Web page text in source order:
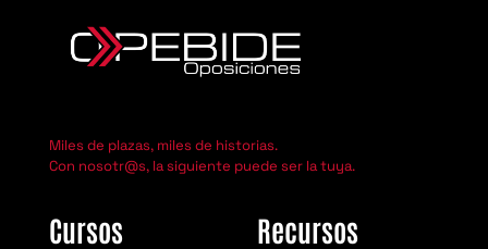
Miles de plazas, miles de historias.
Con nosotr@s, la siguiente puede ser la tuya.
Cursos Recursos